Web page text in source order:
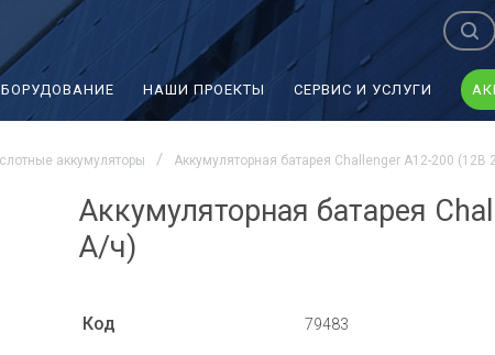
НАШИ ПРОЕКТЫ СЕРВИС И УСЛУГИ
аккумуляторы Аккумуляторная батарея Challenger A12-200 (12В
Аккумуляторная батарея
А/ч)
Код 79483